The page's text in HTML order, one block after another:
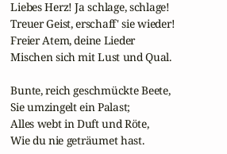
Liebes Herz! Ja schlage, schlage!
Treuer Geist, erschaff' sie wieder!
Freier Atem, deine Lieder
Mischen sich mit Lust und Qual.
Bunte, reich geschmückte Beete,
Sie umzingelt ein Palast;
Alles webt in Duft und Röte,
Wie du nie geträumet hast.